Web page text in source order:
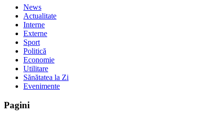
News
Actualitate
Interne
Externe
Sport
Politică
Economie
Utilitare
Sănătatea la Zi
Evenimente
Pagini